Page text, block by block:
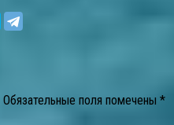
Обязательные поля помечены *